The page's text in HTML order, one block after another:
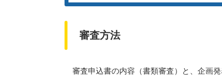
審査方法
審査申込書の内容（書類審査）と、企画